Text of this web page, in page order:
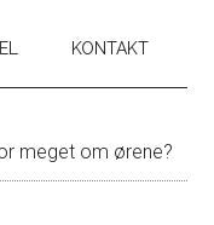
KONTAKT
meget om ørene?